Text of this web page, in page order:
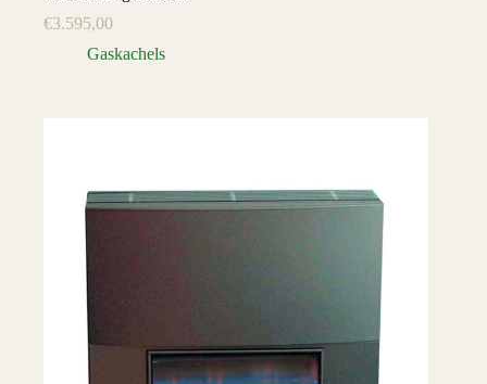
€3.595,00
Gaskachels